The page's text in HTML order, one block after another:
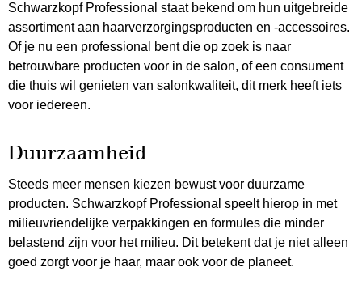
Schwarzkopf Professional staat bekend om hun uitgebreide
assortiment aan haarverzorgingsproducten en -accessoires.
Of je nu een professional bent die op zoek is naar
betrouwbare producten voor in de salon, of een consument
die thuis wil genieten van salonkwaliteit, dit merk heeft iets
voor iedereen.
Duurzaamheid
Steeds meer mensen kiezen bewust voor duurzame
producten. Schwarzkopf Professional speelt hierop in met
milieuvriendelijke verpakkingen en formules die minder
belastend zijn voor het milieu. Dit betekent dat je niet alleen
goed zorgt voor je haar, maar ook voor de planeet.